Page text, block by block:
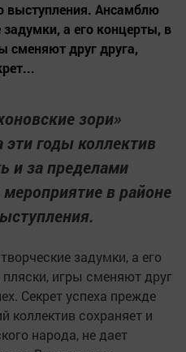
выступления. Ансамблю
а его концерты, в
сменяют друг друга,
зори»
эти годы коллектив
и за пределами
в районе
задумки, а его
игры сменяют друг
Секрет успеха прежде
коллектив сохраняет и
народа, не дает